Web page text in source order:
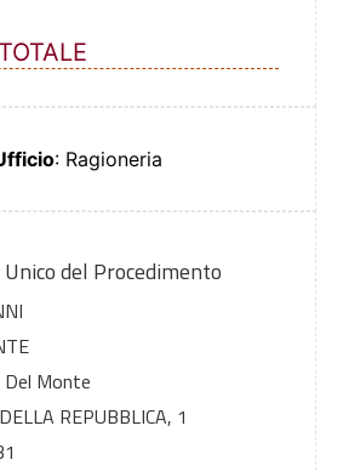
: Ragioneria
del Procedimento
Monte
REPUBBLICA, 1